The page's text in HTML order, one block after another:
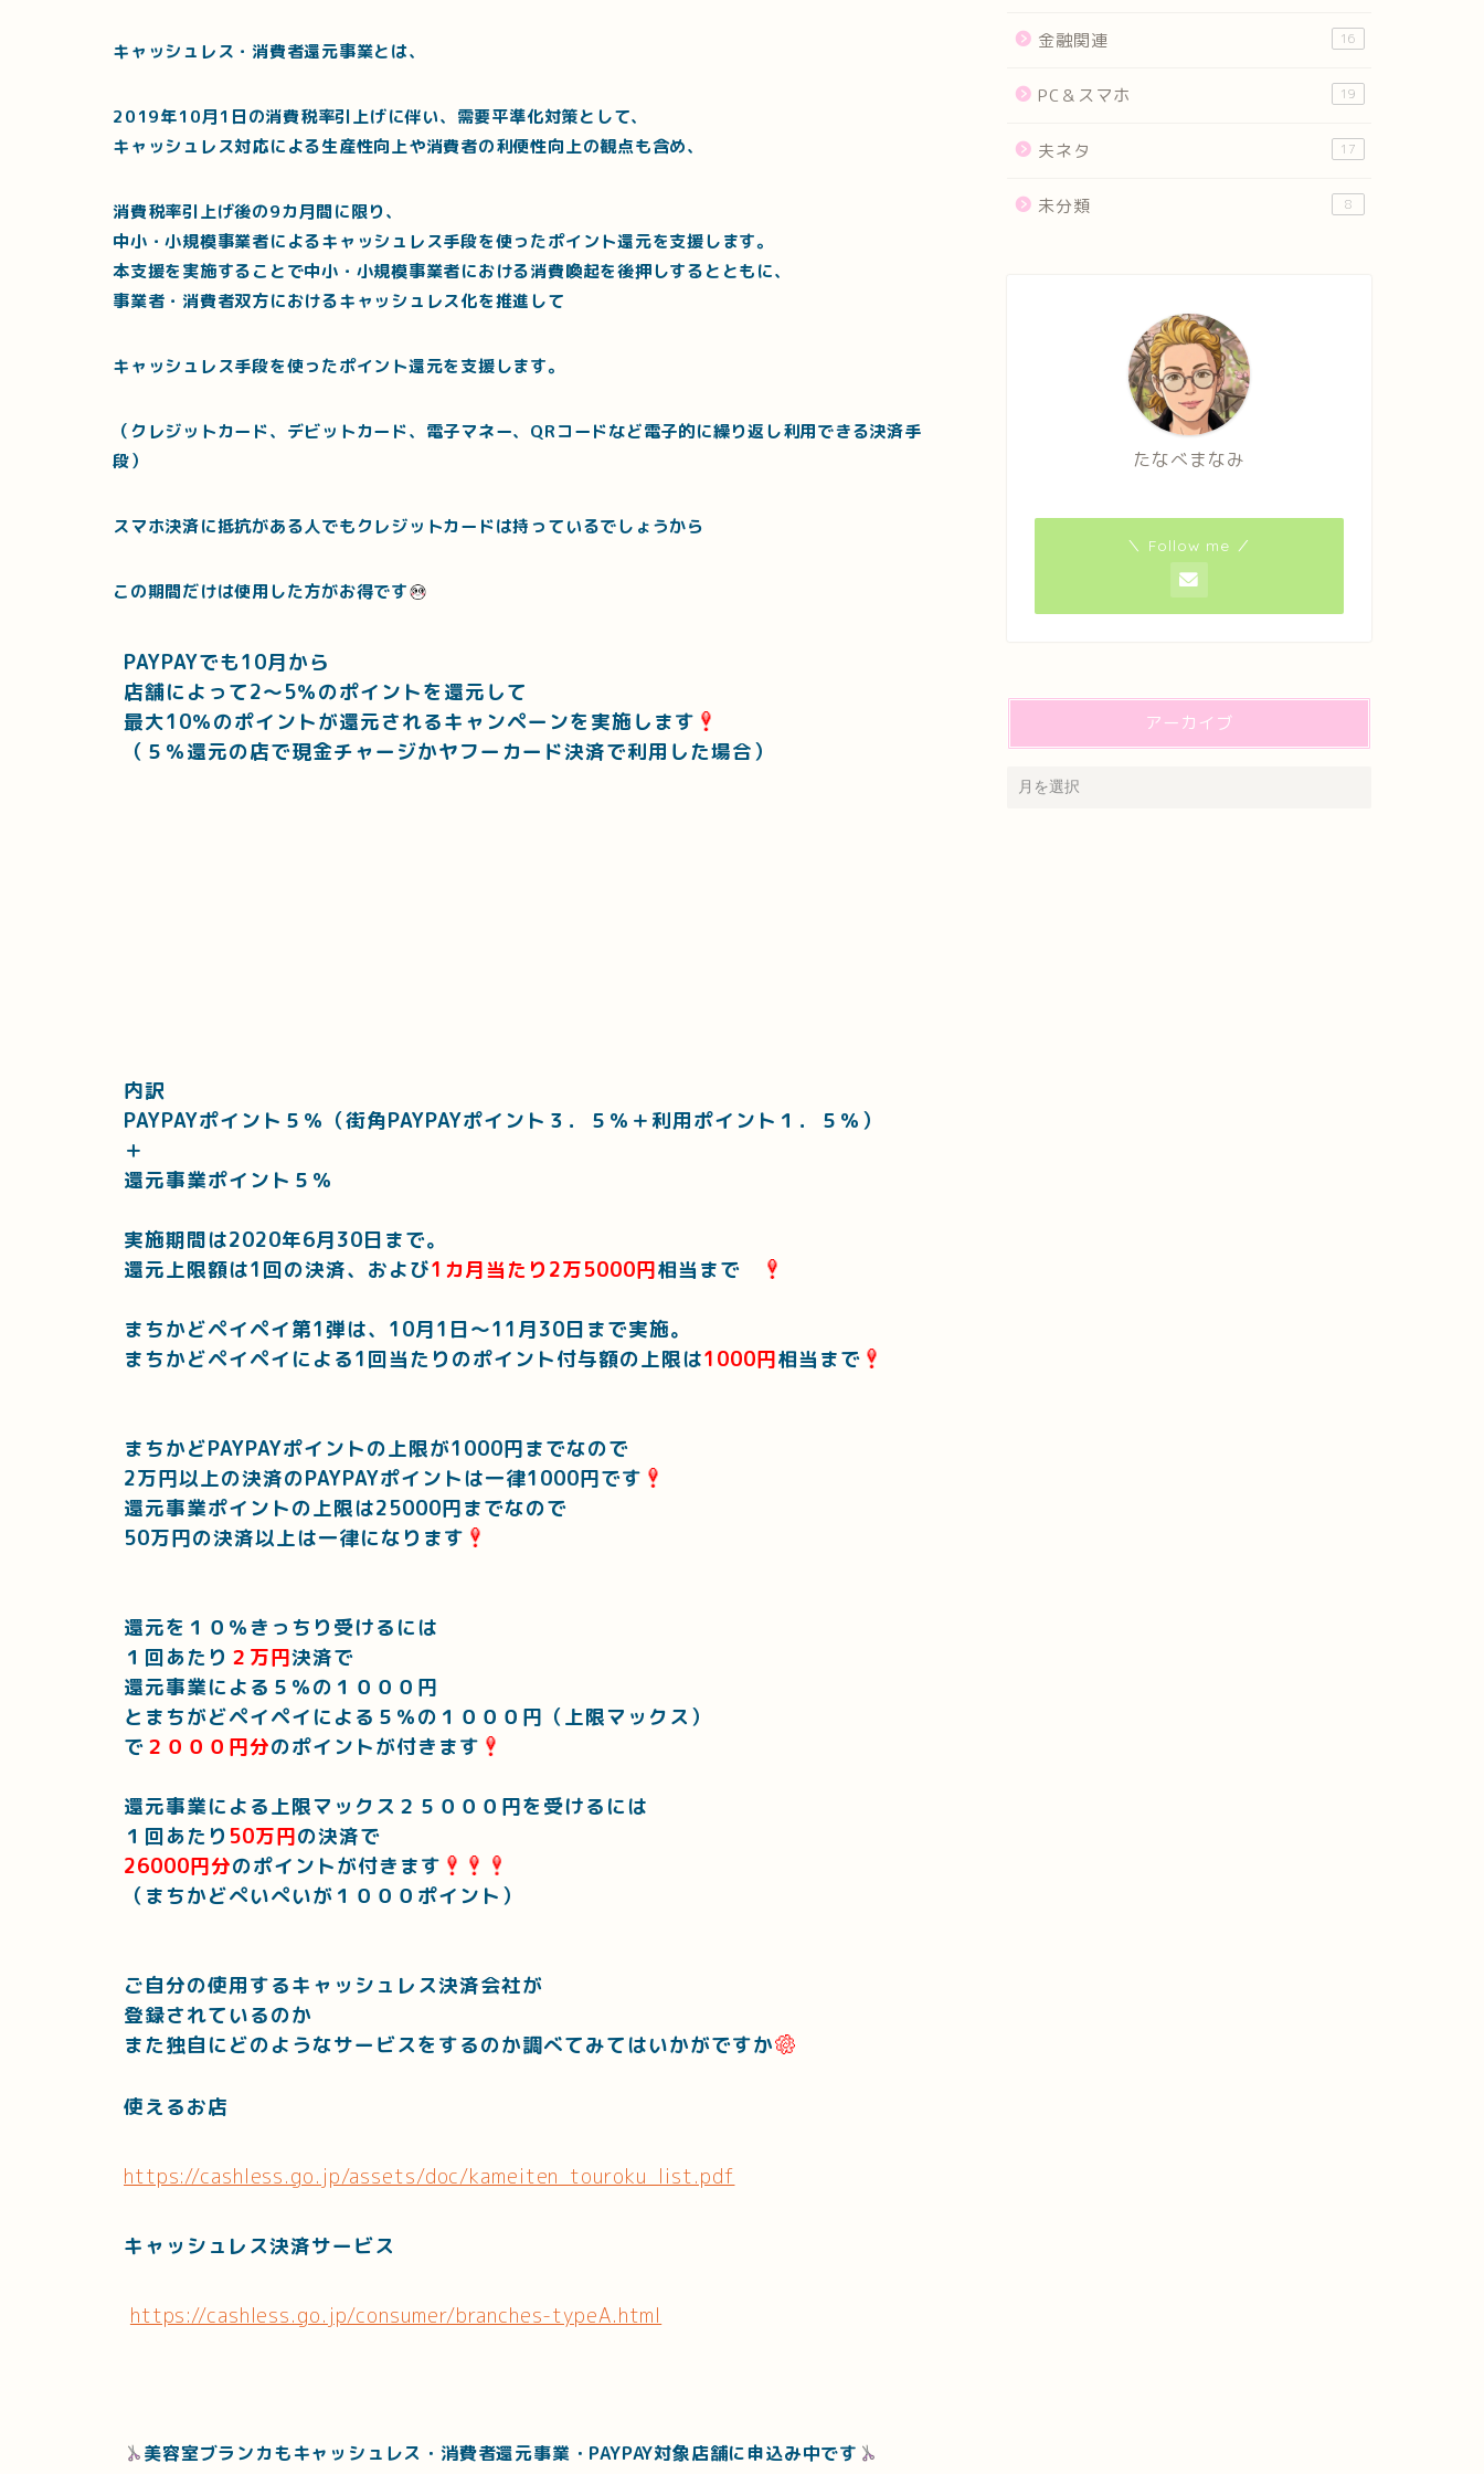
キャッシュレス・消費者還元事業とは、
2019年10月1日の消費税率引上げに伴い、需要平準化対策として、
キャッシュレス対応による生産性向上や消費者の利便性向上の観点も含め、
消費税率引上げ後の9カ月間に限り、
中小・小規模事業者によるキャッシュレス手段を使ったポイント還元を支援します。
本支援を実施することで中小・小規模事業者における消費喚起を後押しするとともに、
事業者・消費者双方におけるキャッシュレス化を推進して
キャッシュレス手段を使ったポイント還元を支援します。
（クレジットカード、デビットカード、電子マネー、QRコードなど電子的に繰り返し利用できる決済手
段）
スマホ決済に抵抗がある人でもクレジットカードは持っているでしょうから
この期間だけは使用した方がお得です
PAYPAYでも10月から
店舗によって2～5％のポイントを還元して
最大10％のポイントが還元されるキャンペーンを実施します
（５％還元の店で現金チャージかヤフーカード決済で利用した場合）
内訳
PAYPAYポイント５％（街角PAYPAYポイント３．５％＋利用ポイント１．５％）
＋
還元事業ポイント５％
実施期間は2020年6月30日まで。
還元上限額は1回の決済、および1カ月当たり2万5000円相当まで
まちかどペイペイ第1弾は、10月1日～11月30日まで実施。
まちかどペイペイによる1回当たりのポイント付与額の上限は1000円相当まで
まちかどPAYPAYポイントの上限が1000円までなので
2万円以上の決済のPAYPAYポイントは一律1000円です
還元事業ポイントの上限は25000円までなので
50万円の決済以上は一律になります
還元を１０％きっちり受けるには
１回あたり ２万円決済で
還元事業による５％の１０００円
とまちがどペイペイによる５％の１０００円（上限マックス）
で ２０００円分のポイントが付きます
還元事業による上限マックス２５０００円を受けるには
１回あたり 50万円の決済で
26000円分のポイントが付きます
（まちかどぺいぺいが１０００ポイント）
ご自分の使用するキャッシュレス決済会社が
登録されているのか
また独自にどのようなサービスをするのか調べてみてはいかがですか
使えるお店
https://cashless.go.jp/assets/doc/kameiten_touroku_list.pdf
キャッシュレス決済サービス
https://cashless.go.jp/consumer/branches-typeA.html
美容室ブランカもキャッシュレス・消費者還元事業・PAYPAY対象店舗に申込み中です
金融関連 16
PC＆スマホ 19
夫ネタ 17
未分類 8
たなべまなみ
＼ Follow me ／
アーカイブ